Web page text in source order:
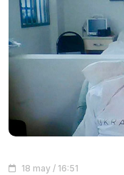
18 may / 16:51